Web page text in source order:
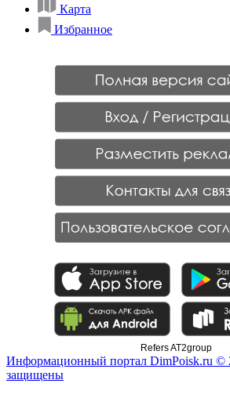
Карта
Избранное
Refers AT2group
Информационный портал DimPoisk.ru ©
защищены